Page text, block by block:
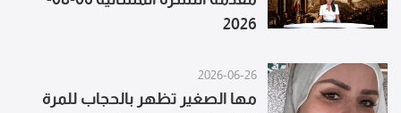
2026
2026-06-26
مها الصغير تظهر بالحجاب للمرة